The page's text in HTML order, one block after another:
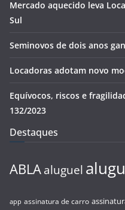
Mercado aquecido leva
Sul
Seminovos de dois anos
Locadoras adotam novo
Equívocos, riscos e
132/2023
Destaques
ABLA aluguel
app assinatura de carro